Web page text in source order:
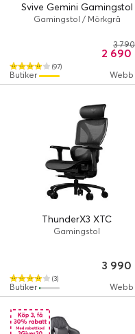
Svive Gemini Gamingstol
Gamingstol / Mörkgrå
(97)
2 690
3
Webb
Butiker
ThunderX3 XTC
Gamingstol
(3)
3 990
Webb
Butiker